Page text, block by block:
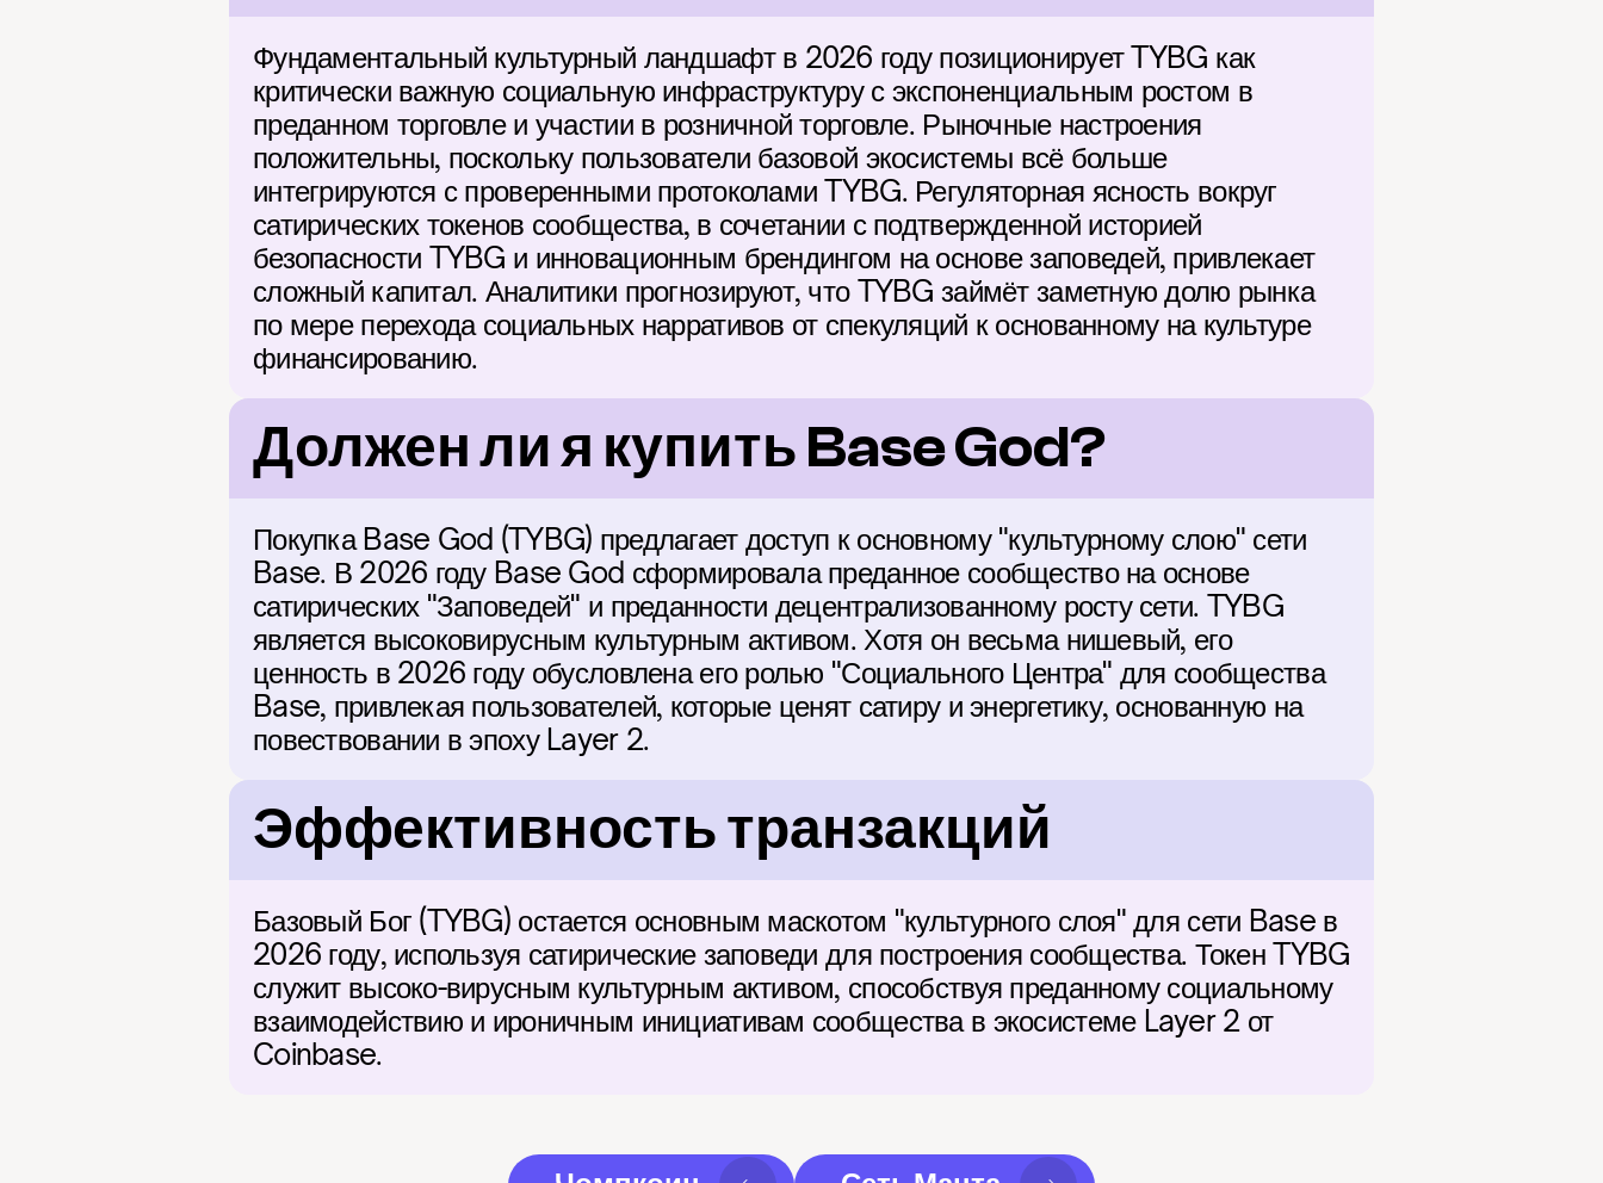
Фундаментальный культурный ландшафт в 2026 году позиционирует TYBG как
критически важную социальную инфраструктуру с экспоненциальным ростом в
преданном торговле и участии в розничной торговле. Рыночные настроения
положительны, поскольку пользователи базовой экосистемы всё больше
интегрируются с проверенными протоколами TYBG. Регуляторная ясность вокруг
сатирических токенов сообщества, в сочетании с подтвержденной историей
безопасности TYBG и инновационным брендингом на основе заповедей, привлекает
сложный капитал. Аналитики прогнозируют, что TYBG займёт заметную долю рынка
по мере перехода социальных нарративов от спекуляций к основанному на культуре
финансированию.
Должен ли я купить Base God?
Покупка Base God (TYBG) предлагает доступ к основному "культурному слою" сети
Base. В 2026 году Base God сформировала преданное сообщество на основе
сатирических "Заповедей" и преданности децентрализованному росту сети. TYBG
является высоковирусным культурным активом. Хотя он весьма нишевый, его
ценность в 2026 году обусловлена его ролью "Социального Центра" для сообщества
Base, привлекая пользователей, которые ценят сатиру и энергетику, основанную на
повествовании в эпоху Layer 2.
Эффективность транзакций
Базовый Бог (TYBG) остается основным маскотом "культурного слоя" для сети Base в
2026 году, используя сатирические заповеди для построения сообщества. Токен TYBG
служит высоко-вирусным культурным активом, способствуя преданному социальному
взаимодействию и ироничным инициативам сообщества в экосистеме Layer 2 от
Coinbase.